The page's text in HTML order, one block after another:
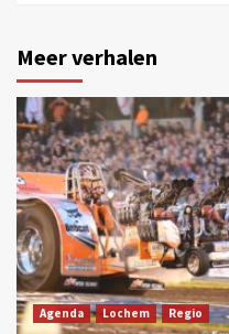
Meer verhalen
Agenda Lochem Regio